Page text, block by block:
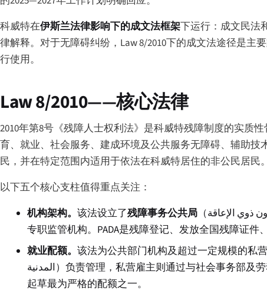
科威特在伊斯兰法律影响下的成文法框架下运行：成文民法
律解释。对于无障碍纠纷，Law 8/2010下的成文法途径是
行使用。
Law 8/2010——核心法律
2010年第8号《残障人士权利法》是科威特残障制度的实质
育、就业、社会服务、建成环境及公共服务无障碍、辅助
民，并在特定范围内适用于依法在科威特居住的非公民居民。
以下五个核心支柱值得重点关注：
机构架构。该法设立了残障事务公共局 （ذوي الإعاقة
专职监管机构。PADA是残障登记、发放全国残障证件
就业配额。该法为公共部门机构及超过一定规模的私
المدنية）负责管理，私营雇主则通过与社会事务部及
起草最为严格的配额之一。